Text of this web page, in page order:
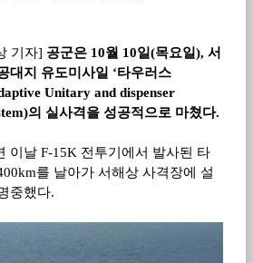
기자] 공군은10월 10일(목요일), 서
대지 유도미사일 ‘타우러스
Unitary and dispenser
의 실사격을 성공적으로 마쳤다.
이날F-15K 전투기에서 발사된 타
를 날아가 서해상 사격장에 설
중했다.